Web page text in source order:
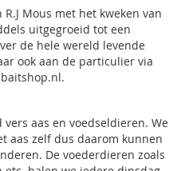
Mous met het kweken van
uitgegroeid tot een
de hele wereld levende
ook aan de particulier via
aas en voedseldieren. We
aas zelf dus daarom kunnen
De voederdieren zoals